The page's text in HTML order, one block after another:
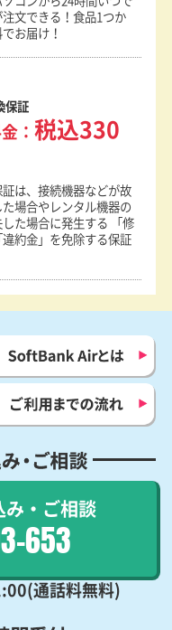
文できる！食品1つか
お届け！
保証
：税込330
は、接続機器などが故
場合やレンタル機器の
た場合に発生する 「修
約金」を免除する保証
653
通話料無料)